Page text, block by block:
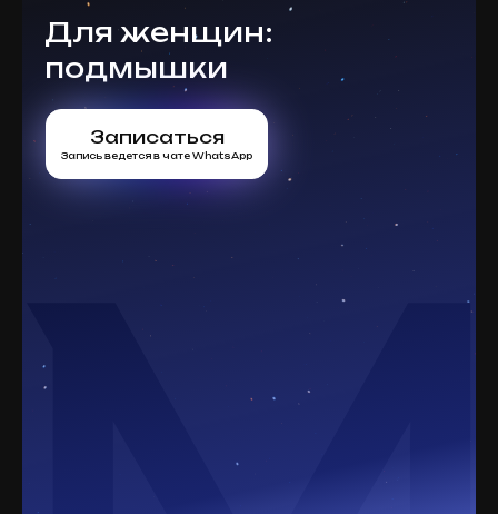
Для женщин:
подмышки
Записаться
Запись ведется в чате WhatsApp